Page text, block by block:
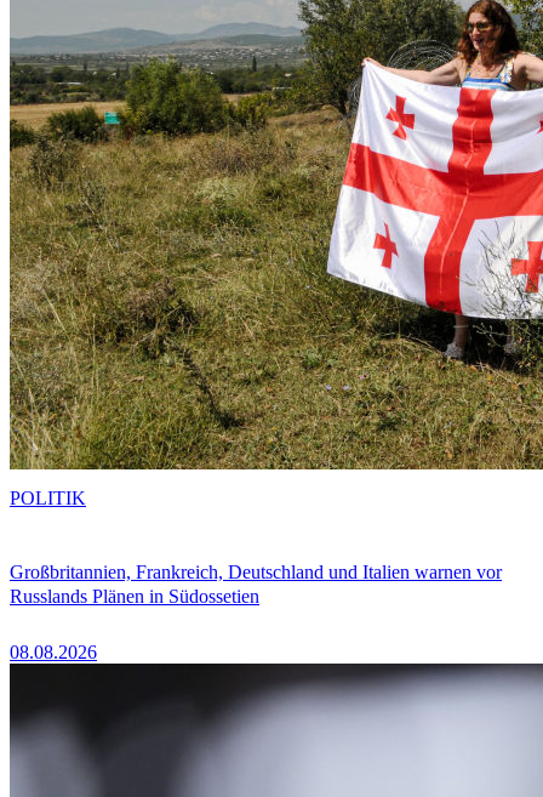
Großbritannien, Frankreich, Deutschland und Italien warnen vor
Russlands Plänen in Südossetien
08.08.2026
POLITIK